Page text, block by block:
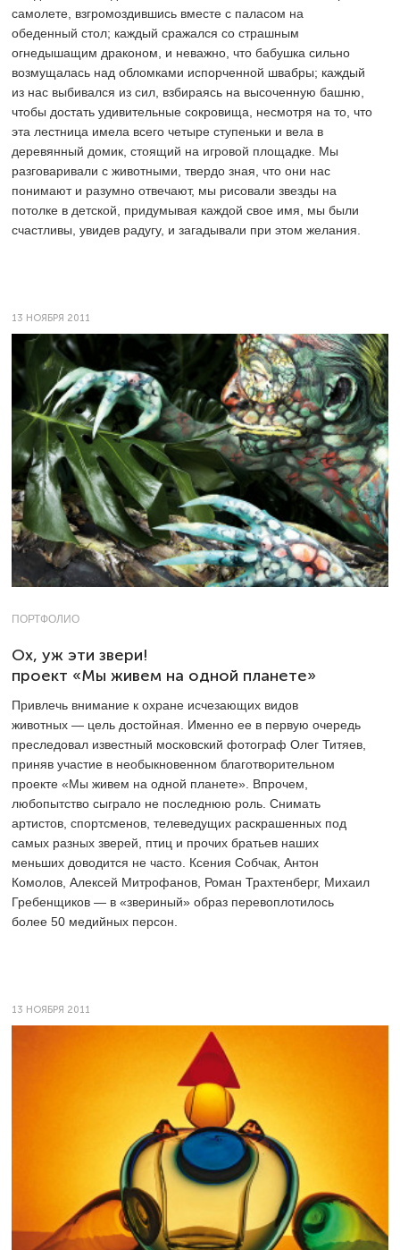
самолете, взгромоздившись вместе с паласом на
обеденный стол; каждый сражался со страшным
огнедышащим драконом, и неважно, что бабушка сильно
возмущалась над обломками испорченной швабры; каждый
из нас выбивался из сил, взбираясь на высоченную башню,
чтобы достать удивительные сокровища, несмотря на то, что
эта лестница имела всего четыре ступеньки и вела в
деревянный домик, стоящий на игровой площадке. Мы
разговаривали с животными, твердо зная, что они нас
понимают и разумно отвечают, мы рисовали звезды на
потолке в детской, придумывая каждой свое имя, мы были
счастливы, увидев радугу, и загадывали при этом желания.
13 НОЯБРЯ 2011
ПОРТФОЛИО
Ох, уж эти звери!
проект «Мы живем на одной планете»
Привлечь внимание к охране исчезающих видов
животных — цель достойная. Именно ее в первую очередь
преследовал известный московский фотограф Олег Титяев,
приняв участие в необыкновенном благотворительном
проекте «Мы живем на одной планете». Впрочем,
любопытство сыграло не последнюю роль. Снимать
артистов, спортсменов, телеведущих раскрашенных под
самых разных зверей, птиц и прочих братьев наших
меньших доводится не часто. Ксения Собчак, Антон
Комолов, Алексей Митрофанов, Роман Трахтенберг, Михаил
Гребенщиков — в «звериный» образ перевоплотилось
более 50 медийных персон.
13 НОЯБРЯ 2011